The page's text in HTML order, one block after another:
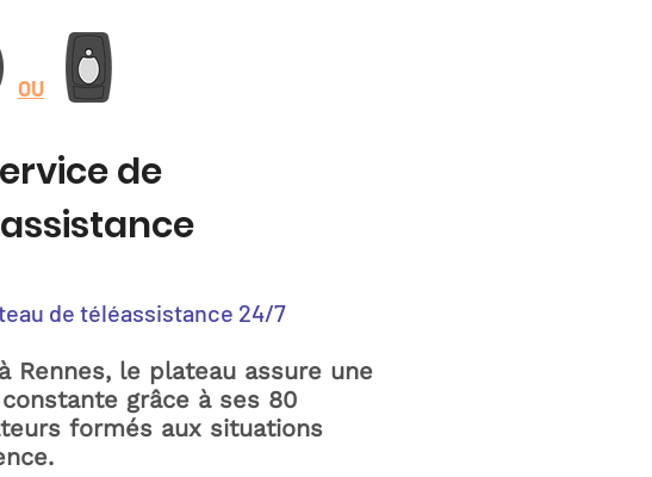
OU
de
de téléassistance 24/7
Rennes, le plateau assure une
grâce à ses 80
formés aux situations